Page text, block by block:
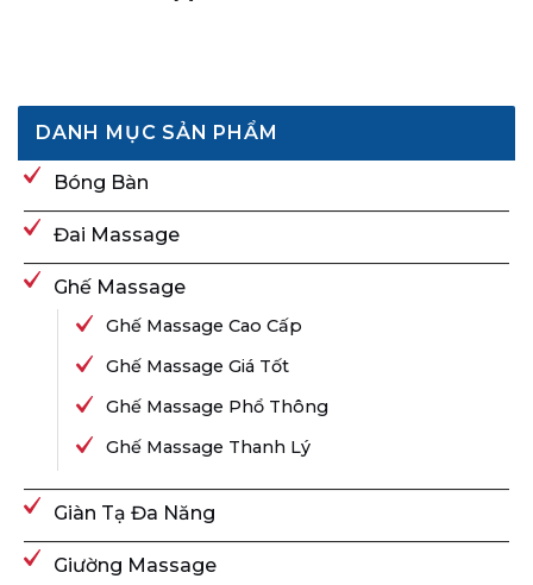
DANH MỤC SẢN PHẨM
Bóng Bàn
Đai Massage
Ghế Massage
Ghế Massage Cao Cấp
Ghế Massage Giá Tốt
Ghế Massage Phổ Thông
Ghế Massage Thanh Lý
Giàn Tạ Đa Năng
Giường Massage